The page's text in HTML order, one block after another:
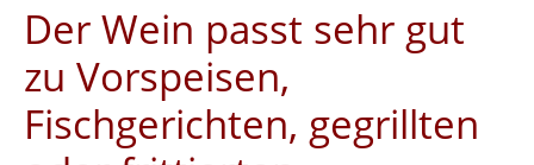
Der Wein passt sehr gut
zu Vorspeisen,
Fischgerichten, gegrillten